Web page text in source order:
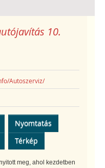
10.
Autoszerviz/
Nyomtatás
Térkép
meg, ahol kezdetben